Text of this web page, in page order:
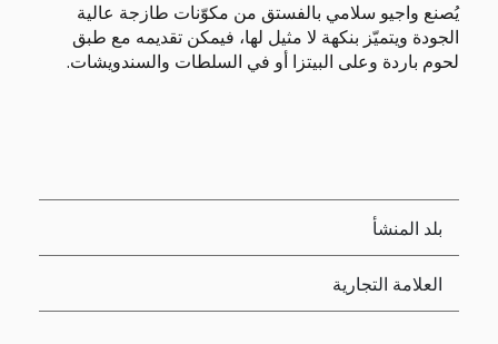
يُصنع واجيو سلامي بالفستق من مكوّنات طازجة عالية
الجودة ويتميّز بنكهة لا مثيل لها، فيمكن تقديمه مع طبق
لحوم باردة وعلى البيتزا أو في السلطات والسندويشات.
بلد المنشأ
العلامة التجارية